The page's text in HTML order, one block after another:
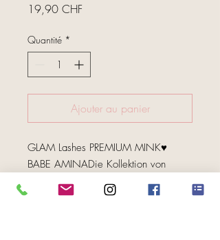
19,90 CHFPrix
Quantité *
Ajouter au panier
GLAM Lashes PREMIUM MINK♥
BABE AMINADie Kollektion von
@milamxq auf Instagram verleiht ihren
Wimpern ein schönes natürliches als